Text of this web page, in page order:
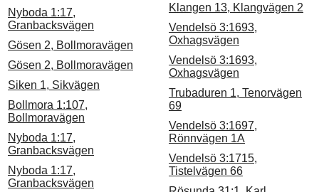
Nyboda 1:17,
Granbacksvägen
Gösen 2, Bollmoravägen
Gösen 2, Bollmoravägen
Siken 1, Sikvägen
Bollmora 1:107,
Bollmoravägen
Nyboda 1:17,
Granbacksvägen
Nyboda 1:17,
Granbacksvägen
Klangen 13, Klangvägen 2
Vendelsö 3:1693,
Oxhagsvägen
Vendelsö 3:1693,
Oxhagsvägen
Trubaduren 1, Tenorvägen
69
Vendelsö 3:1697,
Rönnvägen 1A
Vendelsö 3:1715,
Tistelvägen 66